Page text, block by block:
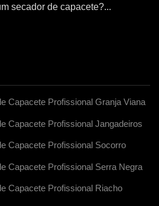
secador de capacete?...
Capacete Profissional Granja Viana
Capacete Profissional Jangadeiros
Capacete Profissional Socorro
Capacete Profissional Serra Negra
Capacete Profissional Riacho